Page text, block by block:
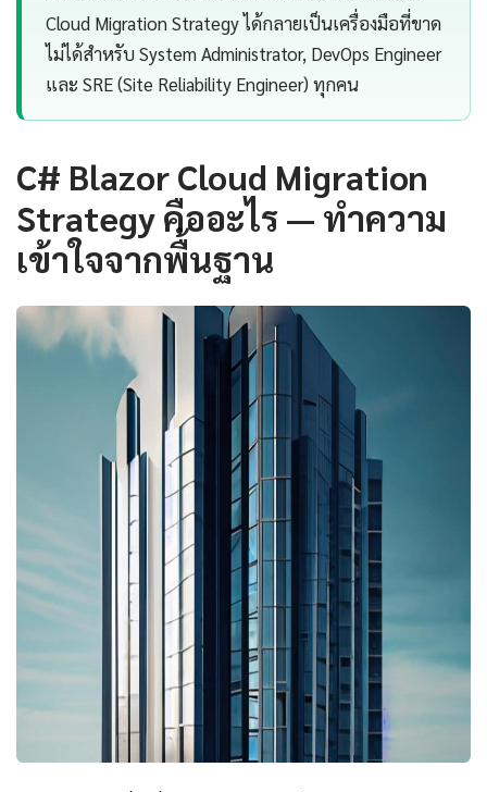
Cloud Migration Strategy ได้กลายเป็นเครื่องมือที่ขาด
ไม่ได้สำหรับ System Administrator, DevOps Engineer
และ SRE (Site Reliability Engineer) ทุกคน
C# Blazor Cloud Migration
Strategy คืออะไร — ทำความ
เข้าใจจากพื้นฐาน